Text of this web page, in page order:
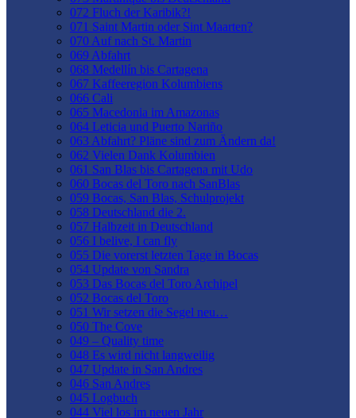
072 Fluch der Karibik?!
071 Saint Martin oder Sint Maarten?
070 Auf nach St. Martin
069 Abfahrt
068 Medellín bis Cartagena
067 Kaffeeregion Kolumbiens
066 Cali
065 Macedonia im Amazonas
064 Leticia und Puerto Nariño
063 Abfahrt? Pläne sind zum Ändern da!
062 Vielen Dank Kolumbien
061 San Blas bis Cartagena mit Udo
060 Bocas del Toro nach SanBlas
059 Bocas, San Blas, Schulprojekt
058 Deutschland die 2.
057 Halbzeit in Deutschland
056 I belive, I can fly
055 Die vorerst letzten Tage in Bocas
054 Update von Sandra
053 Das Bocas del Toro Archipel
052 Bocas del Toro
051 Wir setzen die Segel neu…
050 The Cove
049 – Quality time
048 Es wird nicht langweilig
047 Update in San Andres
046 San Andres
045 Logbuch
044 Viel los im neuen Jahr